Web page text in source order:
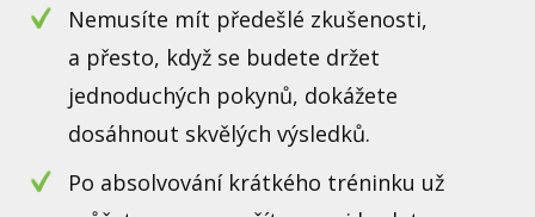
Nemusíte mít předešlé zkušenosti,
a přesto, když se budete držet
jednoduchých pokynů, dokážete
dosáhnout skvělých výsledků.
Po absolvování krátkého tréninku už